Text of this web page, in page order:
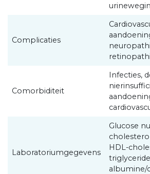
Complicaties
Comorbiditeit
Infecties,
Laboratoriumgegevens
Glucose
HDL-
albumine/